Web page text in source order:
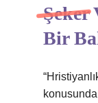
Şeker
Bir